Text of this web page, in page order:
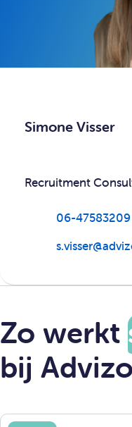
Simone Visser
Recruitment
06-47583209
Zo werkt
bij Advizo